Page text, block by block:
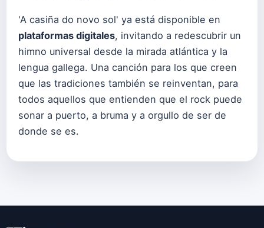
'A casiña do novo sol' ya está disponible en
plataformas digitales, invitando a redescubrir un
himno universal desde la mirada atlántica y la
lengua gallega. Una canción para los que creen
que las tradiciones también se reinventan, para
todos aquellos que entienden que el rock puede
sonar a puerto, a bruma y a orgullo de ser de
donde se es.